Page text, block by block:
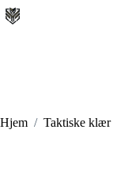
Hopp
til
Hjem / Taktiske klær